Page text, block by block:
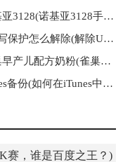
诺基亚3128(诺基亚3128手机介绍及使用指南)
u盘写保护怎么解除(解除U盘写保护方法大全)
雀巢早产儿配方奶粉(雀巢早产儿配方奶粉：专为宝宝健康呵护的选择)
itunes备份(如何在iTunes中进行完整备份？)
赛，谁是百度之王？)